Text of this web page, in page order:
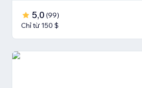
5,0 (99)
Chỉ từ 150 $